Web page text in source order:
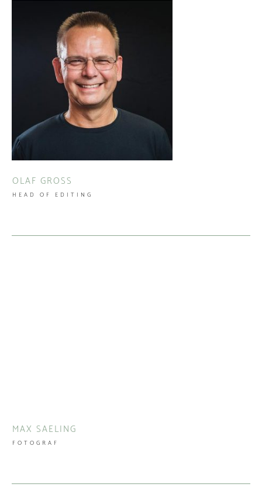
OLAF GROSS
HEAD OF EDITING
MAX SAELING
FOTOGRAF